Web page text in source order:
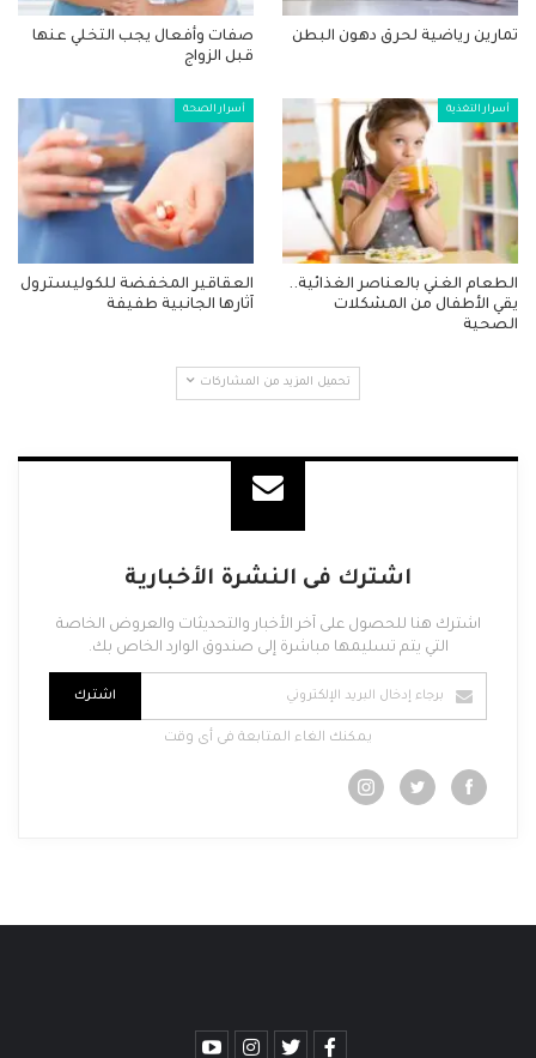
تمارين رياضية لحرق دهون البطن
صفات وأفعال يجب التخلي عنها
قبل الزواج
أسرار التغذية
الطعام الغني بالعناصر الغذائية..
يقي الأطفال من المشكلات
الصحية
أسرار الصحة
العقاقير المخفضة للكوليسترول
آثارها الجانبية طفيفة
تحميل المزيد من المشاركات
اشترك فى النشرة الأخبارية
اشترك هنا للحصول على آخر الأخبار والتحديثات والعروض الخاصة
التي يتم تسليمها مباشرة إلى صندوق الوارد الخاص بك.
اشترك
يمكنك الغاء المتابعة فى أى وقت